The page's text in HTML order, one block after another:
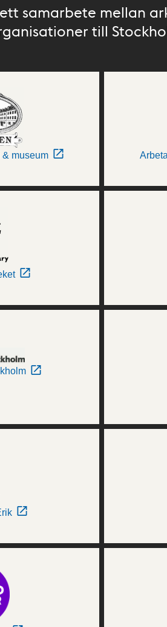
samarbete mellan
till
& museum